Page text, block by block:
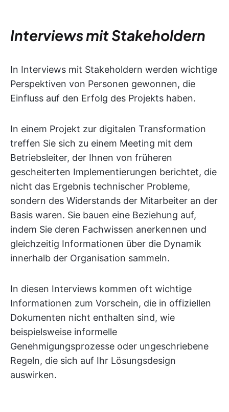
Interviews mit Stakeholdern
In Interviews mit Stakeholdern werden wichtige
Perspektiven von Personen gewonnen, die
Einfluss auf den Erfolg des Projekts haben.
In einem Projekt zur digitalen Transformation
treffen Sie sich zu einem Meeting mit dem
Betriebsleiter, der Ihnen von früheren
gescheiterten Implementierungen berichtet, die
nicht das Ergebnis technischer Probleme,
sondern des Widerstands der Mitarbeiter an der
Basis waren. Sie bauen eine Beziehung auf,
indem Sie deren Fachwissen anerkennen und
gleichzeitig Informationen über die Dynamik
innerhalb der Organisation sammeln.
In diesen Interviews kommen oft wichtige
Informationen zum Vorschein, die in offiziellen
Dokumenten nicht enthalten sind, wie
beispielsweise informelle
Genehmigungsprozesse oder ungeschriebene
Regeln, die sich auf Ihr Lösungsdesign
auswirken.